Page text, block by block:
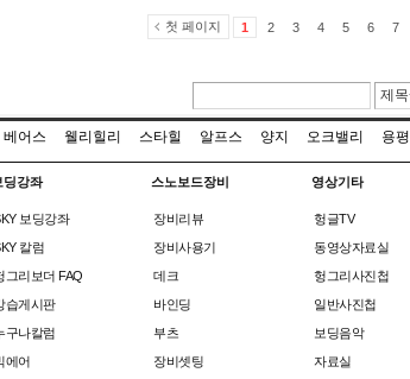
첫 페이지 1 2 3 4 5 6 7
베어스 웰리힐리 스타힐 알프스 양지 오크밸리 용평
딩강좌
보딩강좌
칼럼
그리보더 FAQ
습게시판
구나칼럼
에어
스노보드장비
장비리뷰
장비사용기
데크
바인딩
부츠
장비셋팅
영상기타
헝글TV
동영상자료실
헝그리사진첩
일반사진첩
보딩음악
자료실